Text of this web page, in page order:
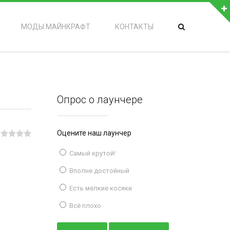
МОДЫ МАЙНКРАФТ КОНТАКТЫ
Опрос о лаунчере
Оцените наш лаунчер
Самый крутой!
Вполне достойный
Есть мелкие косяки
Всё плохо